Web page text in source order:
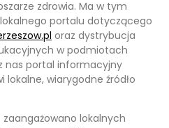
zdrowia. Ma w tym
portalu dotyczącego
oraz dystrybucja
w podmiotach
nas portal informacyjny
wiarygodne źródło
zaangażowano lokalnych